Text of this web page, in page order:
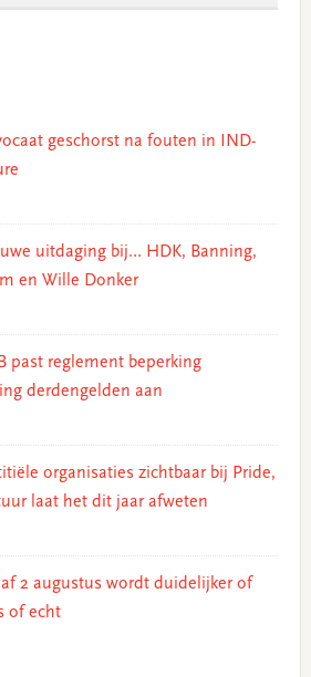
geschorst na fouten in IND-
uitdaging bij… HDK, Banning,
en Wille Donker
past reglement beperking
derdengelden aan
organisaties zichtbaar bij Pride,
laat het dit jaar afweten
2 augustus wordt duidelijker of
of echt